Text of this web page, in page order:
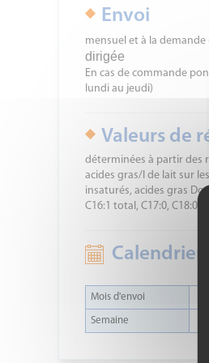
Envoi
mensuel et à la
dirigée
En cas de commande
lundi au jeudi)
Valeurs de
déterminées à partir des
acides gras/l de lait sur
insaturés, acides gras Do
C16:1 total, C17:0, C18:0,
Calendrier
Mois d'envoi
Semaine